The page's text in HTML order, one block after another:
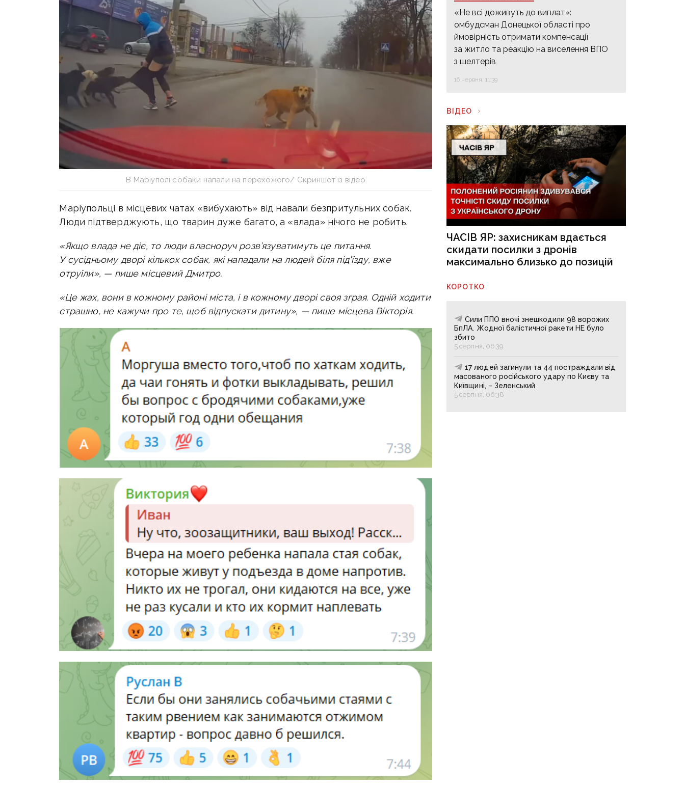
В Маріуполі собаки напали на перехожого/ Скриншот із відео
Маріупольці в місцевих чатах «вибухають» від навали безпритульних собак.
Люди підтверджують, що тварин дуже багато, а «влада» нічого не робить.
«Якщо влада не діє, то люди власноруч розв’язуватимуть це питання.
У сусідньому дворі кількох собак, які нападали на людей біля під'їзду, вже
отруїли», — пише місцевий Дмитро.
«Це жах, вони в кожному районі міста, і в кожному дворі своя зграя. Одній ходити
страшно, не кажучи про те, щоб відпускати дитину», — пише місцева Вікторія.
«Не всі доживуть до виплат»:
омбудсман Донецької області про
ймовірність отримати компенсації
за житло та реакцію на виселення ВПО
з шелтерів
16 червня, 11:39
ВІДЕО
ЧАСІВ ЯР: захисникам вдається
скидати посилки з дронів
максимально близько до позицій
КОРОТКО
Сили ППО вночі знешкодили 98 ворожих
БпЛА. Жодної балістичної ракети НЕ було
збито
5 серпня, 06:39
17 людей загинули та 44 постраждали від
масованого російського удару по Києву та
Київщині, – Зеленський
5 серпня, 06:38